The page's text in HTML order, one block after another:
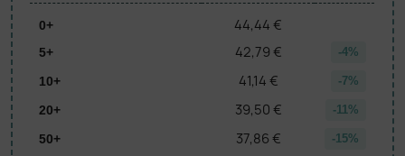
0+ 44,44 €
5+ 42,79 € -4%
10+ 41,14 € -7%
20+ 39,50 € -11%
50+ 37,86 € -15%